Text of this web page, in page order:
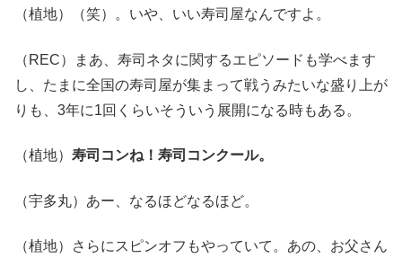
（植地）（笑）。いや、いい寿司屋なんですよ。
（REC）まあ、寿司ネタに関するエピソードも学べます
し、たまに全国の寿司屋が集まって戦うみたいな盛り上が
りも、3年に1回くらいそういう展開になる時もある。
（植地） 寿司コンね！寿司コンクール。
（宇多丸）あー、なるほどなるほど。
（植地）さらにスピンオフもやっていて。あの、お父さん